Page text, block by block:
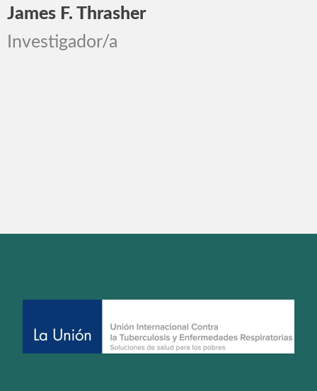
James F. Thrasher
Investigador/a